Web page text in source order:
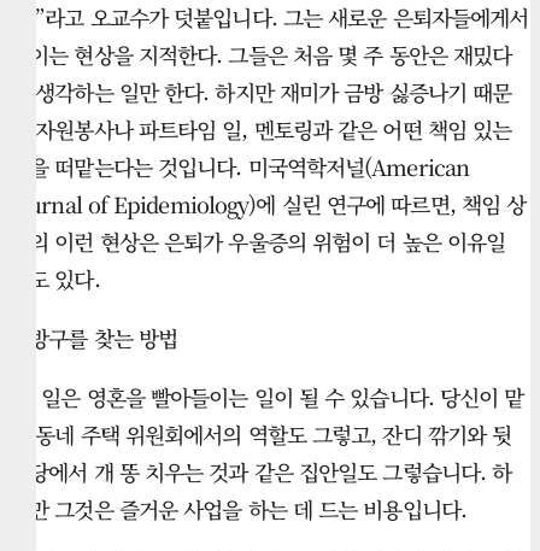
다.”라고 오교수가 덧붙입니다. 그는 새로운 은퇴자들에게서
보이는 현상을 지적한다. 그들은 처음 몇 주 동안은 재밌다
고 생각하는 일만 한다. 하지만 재미가 금방 싫증나기 때문
에 자원봉사나 파트타임 일, 멘토링과 같은 어떤 책임 있는
일을 떠맡는다는 것입니다. 미국역학저널(American
Journal of Epidemiology)에 실린 연구에 따르면, 책임 상
실의 이런 현상은 은퇴가 우울증의 위험이 더 높은 이유일
수도 있다.
해방구를 찾는 방법
네, 일은 영혼을 빨아들이는 일이 될 수 있습니다. 당신이 맡
은 동네 주택 위원회에서의 역할도 그렇고, 잔디 깎기와 뒷
마당에서 개 똥 치우는 것과 같은 집안일도 그렇습니다. 하
지만 그것은 즐거운 사업을 하는 데 드는 비용입니다.